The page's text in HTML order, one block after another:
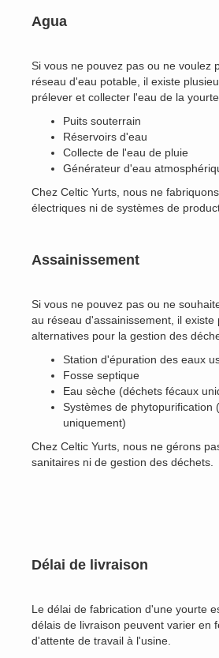
Agua
Si vous ne pouvez pas ou ne voulez
réseau d'eau potable, il existe
prélever et collecter l'eau de la
Puits souterrain
Réservoirs d'eau
Collecte de l'eau de pluie
Générateur d'eau
Chez Celtic Yurts, nous ne
électriques ni de systèmes de
Assainissement
Si vous ne pouvez pas ou ne
au réseau d'assainissement, il existe
alternatives pour la gestion des
Station d'épuration des eaux
Fosse septique
Eau sèche (déchets fécaux
Systèmes de phytopurification
uniquement)
Chez Celtic Yurts, nous ne gérons
sanitaires ni de gestion des déchets.
Délai de livraison
Le délai de fabrication d'une yourte
délais de livraison peuvent varier en
d'attente de travail à l'usine.